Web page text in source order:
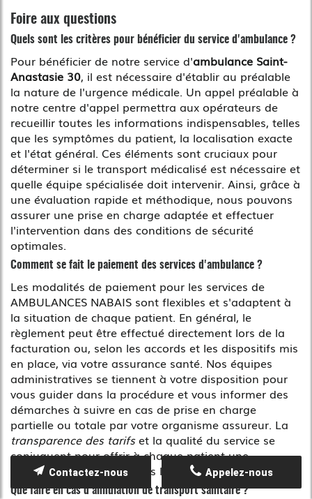
Foire aux questions
Quels sont les critères pour bénéficier du service d'ambulance ?
Pour bénéficier de notre service d'ambulance Saint-
Anastasie 30, il est nécessaire d'établir au préalable
la nature de l'urgence médicale. Un appel préalable à
notre centre d'appel permettra aux opérateurs de
recueillir toutes les informations indispensables, telles
que les symptômes du patient, la localisation exacte
et l'état général. Ces éléments sont cruciaux pour
déterminer si le transport médicalisé est nécessaire et
quelle équipe spécialisée doit intervenir. Ainsi, grâce à
une évaluation rapide et méthodique, nous pouvons
assurer une prise en charge adaptée et effectuer
l'intervention dans des conditions de sécurité
optimales.
Comment se fait le paiement des services d'ambulance ?
Les modalités de paiement pour les services de
AMBULANCES NABAIS sont flexibles et s'adaptent à
la situation de chaque patient. En général, le
règlement peut être effectué directement lors de la
facturation ou, selon les accords et les dispositifs mis
en place, via votre assurance santé. Nos équipes
administratives se tiennent à votre disposition pour
vous guider dans la procédure et vous informer des
démarches à suivre en cas de prise en charge
partielle ou totale par votre organisme assureur. La
transparence des tarifset la qualité du service se
conjuguent pour offrir à chaque patient une
expérience sans stress, dès le premier contact.
Que faire en cas d'annulation de transport sanitaire ?
Appelez-nous
Contactez-nous